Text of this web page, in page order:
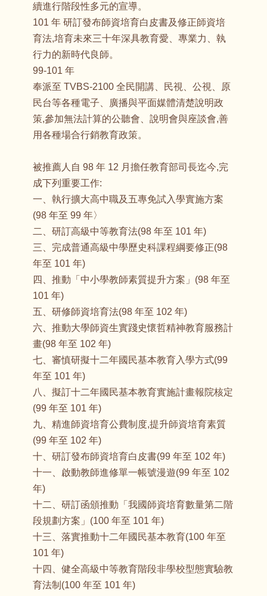
續進行階段性多元的宣導。
101 年 研訂發布師資培育白皮書及修正師資培
育法,培育未來三十年深具教育愛、專業力、執
行力的新時代良師。
99-101 年
奉派至 TVBS-2100 全民開講、民視、公視、原
民台等各種電子、廣播與平面媒體清楚說明政
策,參加無法計算的公聽會、說明會與座談會,善
用各種場合行銷教育政策。
被推薦人自 98 年 12 月擔任教育部司長迄今,完
成下列重要工作:
一、執行擴大高中職及五專免試入學實施方案
(98 年至 99 年〉
二、研訂高級中等教育法(98 年至 101 年)
三、完成普通高級中學歷史科課程綱要修正(98
年至 101 年)
四、推動「中小學教師素質提升方案」(98 年至
101 年)
五、研修師資培育法(98 年至 102 年)
六、推動大學師資生實踐史懷哲精神教育服務計
畫(98 年至 102 年)
七、審慎研擬十二年國民基本教育入學方式(99
年至 101 年)
八、擬訂十二年國民基本教育實施計畫報院核定
(99 年至 101 年)
九、精進師資培育公費制度,提升師資培育素質
(99 年至 102 年)
十、研訂發布師資培育白皮書(99 年至 102 年)
十一、啟動教師進修單一帳號漫遊(99 年至 102
年)
十二、研訂函頒推動「我國師資培育數量第二階
段規劃方案」(100 年至 101 年)
十三、落實推動十二年國民基本教育(100 年至
101 年)
十四、健全高級中等教育階段非學校型態實驗教
育法制(100 年至 101 年)